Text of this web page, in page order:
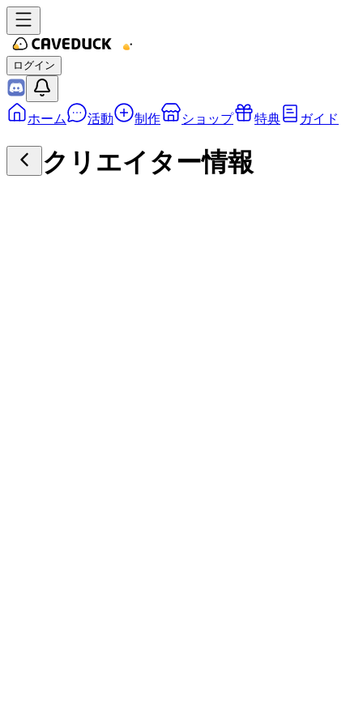
ログイン
ホーム 活動 制作 ショップ 特典 ガイド
クリエイター情報